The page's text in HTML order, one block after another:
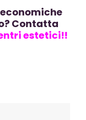
Contatta
estetici!!